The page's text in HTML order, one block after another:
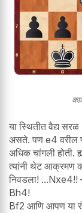
या स्थितीत वैद्य
असते. पण e4 वरील
अधिक चांगली होती.
त्यांनी थेट आक्रमण
निवडला!
Bh4!
Bf2 आणि आपण या